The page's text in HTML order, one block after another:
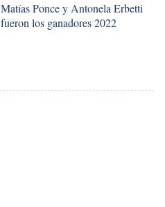
Matías Ponce y Antonela Erbetti
fueron los ganadores 2022